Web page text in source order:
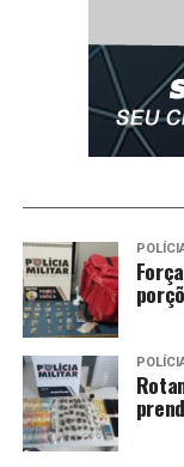
DESTAQUE
PINTURA
Prefeitura de
Prefeitura
diferentes